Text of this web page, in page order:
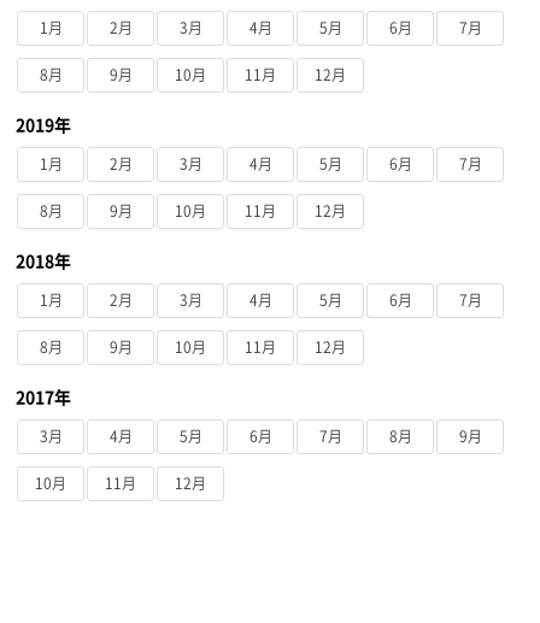
1月 2月 3月 4月 5月 6月 7月
8月 9月 10月 11月 12月
2019年
1月 2月 3月 4月 5月 6月 7月
8月 9月 10月 11月 12月
2018年
1月 2月 3月 4月 5月 6月 7月
8月 9月 10月 11月 12月
2017年
3月 4月 5月 6月 7月 8月 9月
10月 11月 12月